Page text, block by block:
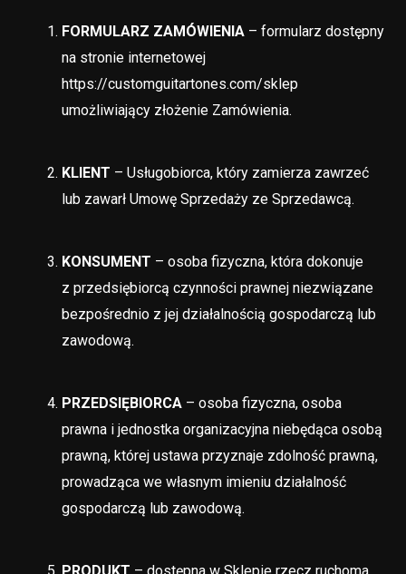
FORMULARZ ZAMÓWIENIA – formularz dostępny
na stronie internetowej
https://customguitartones.com/sklep
umożliwiający złożenie Zamówienia.
KLIENT – Usługobiorca, który zamierza zawrzeć
lub zawarł Umowę Sprzedaży ze Sprzedawcą.
KONSUMENT – osoba fizyczna, która dokonuje
z przedsiębiorcą czynności prawnej niezwiązane
bezpośrednio z jej działalnością gospodarczą lub
zawodową.
PRZEDSIĘBIORCA – osoba fizyczna, osoba
prawna i jednostka organizacyjna niebędąca osobą
prawną, której ustawa przyznaje zdolność prawną,
prowadząca we własnym imieniu działalność
gospodarczą lub zawodową.